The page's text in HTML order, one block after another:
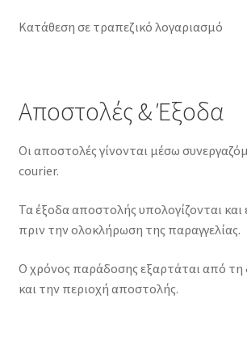
Κατάθεση σε τραπεζικό λογαριασμό
Αποστολές & Έξοδα
Οι αποστολές γίνονται μέσω
courier.
Τα έξοδα αποστολής υπολογίζονται και
πριν την ολοκλήρωση της παραγγελίας.
Ο χρόνος παράδοσης εξαρτάται από τη
και την περιοχή αποστολής.